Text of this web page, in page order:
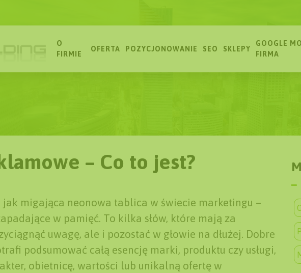
O
FIRMIE
OFERTA POZYCJONOWANIE SEO SKLEPY
GOOGLE
FIRMA
– Co to jest?
jak migająca neonowa tablica w świecie marketingu –
w pamięć. To kilka słów, które mają za
uwagę, ale i pozostać w głowie na dłużej. Dobre
podsumować całą esencję marki, produktu czy usługi,
obietnicę, wartości lub unikalną ofertę w